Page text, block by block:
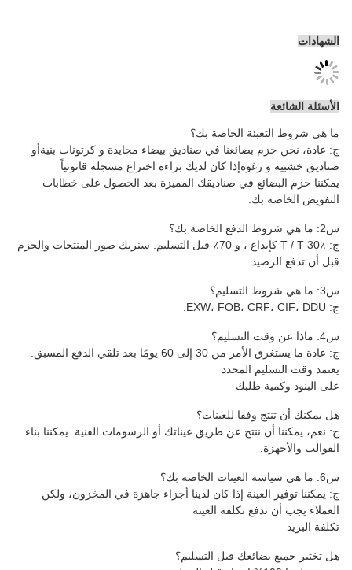
بك؟
صناديق بيضاء محايدة و كرتونات بنية أو
كان لديك براءة اختراع مسجلة قانونياً
المميزة بعد الحصول على خطابات
ج: عادة ما يستغرق الأمر من 30 إلى 60 يومًا بعد تلقي الدفع المسبق.
عيناتك أو الرسومات الفنية. يمكننا بناء
كان لدينا أجزاء جاهزة في المخزون، ولكن
العينة
التسليم؟